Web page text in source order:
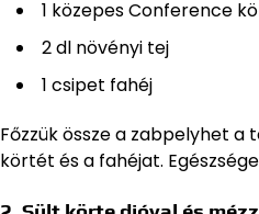
1 közepes Conference
2 dl növényi tej
1 csipet fahéj
Főzzük össze a zabpelyhet a
körtét és a fahéjat.